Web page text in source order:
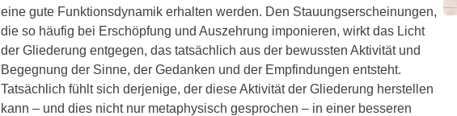
eine gute Funktionsdynamik erhalten werden. Den Stauungserscheinungen,
die so häufig bei Erschöpfung und Auszehrung imponieren, wirkt das Licht
der Gliederung entgegen, das tatsächlich aus der bewussten Aktivität und
Begegnung der Sinne, der Gedanken und der Empfindungen entsteht.
Tatsächlich fühlt sich derjenige, der diese Aktivität der Gliederung herstellen
kann – und dies nicht nur metaphysisch gesprochen – in einer besseren